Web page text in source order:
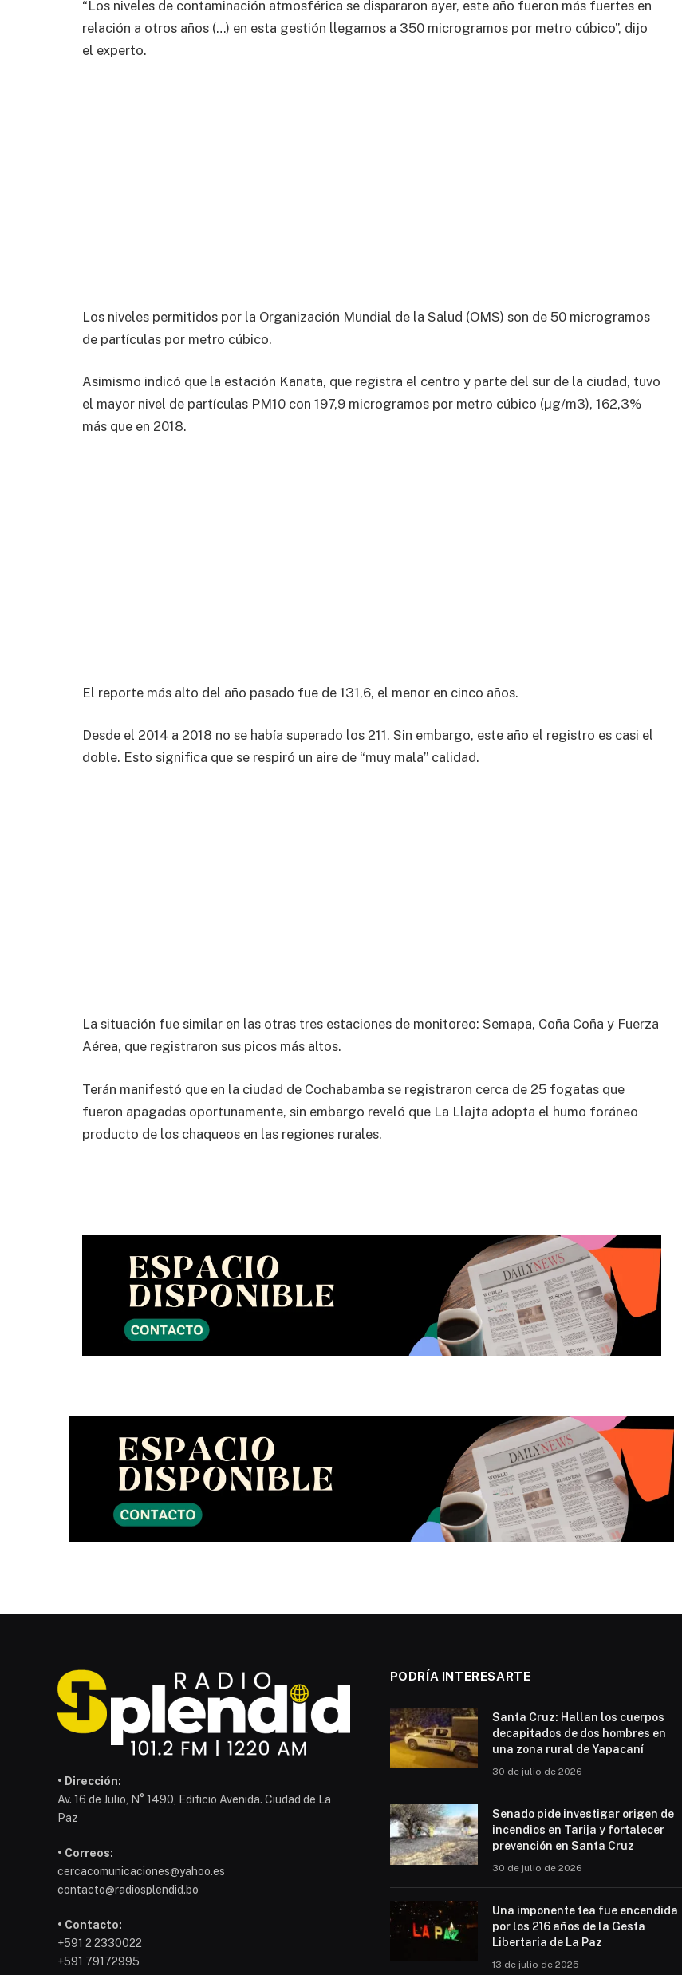
“Los niveles de contaminación atmosférica se dispararon ayer, este año fueron más fuertes en
relación a otros años (…) en esta gestión llegamos a 350 microgramos por metro cúbico”, dijo
el experto.
Los niveles permitidos por la Organización Mundial de la Salud (OMS) son de 50 microgramos
de partículas por metro cúbico.
Asimismo indicó que la estación Kanata, que registra el centro y parte del sur de la ciudad, tuvo
el mayor nivel de partículas PM10 con 197,9 microgramos por metro cúbico (µg/m3), 162,3%
más que en 2018.
El reporte más alto del año pasado fue de 131,6, el menor en cinco años.
Desde el 2014 a 2018 no se había superado los 211. Sin embargo, este año el registro es casi el
doble. Esto significa que se respiró un aire de “muy mala” calidad.
La situación fue similar en las otras tres estaciones de monitoreo: Semapa, Coña Coña y Fuerza
Aérea, que registraron sus picos más altos.
Terán manifestó que en la ciudad de Cochabamba se registraron cerca de 25 fogatas que
fueron apagadas oportunamente, sin embargo reveló que La Llajta adopta el humo foráneo
producto de los chaqueos en las regiones rurales.
• Dirección:
Av. 16 de Julio, N° 1490, Edificio Avenida. Ciudad de La
Paz
• Correos:
cercacomunicaciones@yahoo.es
contacto@radiosplendid.bo
• Contacto:
+591 2 2330022
+591 79172995
PODRÍA INTERESARTE
Santa Cruz: Hallan los cuerpos
decapitados de dos hombres en
una zona rural de Yapacaní
30 de julio de 2026
Senado pide investigar origen de
incendios en Tarija y fortalecer
prevención en Santa Cruz
30 de julio de 2026
Una imponente tea fue encendida
por los 216 años de la Gesta
Libertaria de La Paz
13 de julio de 2025